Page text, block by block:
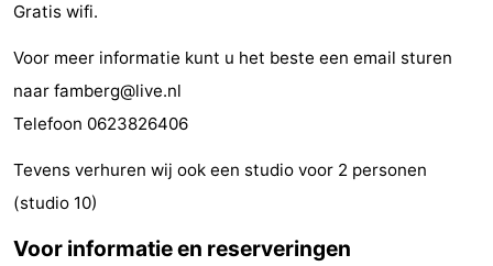
-
Fietsen
-
Wandelen
-
Gratis wifi.
Voor meer informatie kunt u het beste een email sturen
naar famberg@live.nl
Telefoon 0623826406
Tevens verhuren wij ook een studio voor 2 personen
(studio 10)
Voor informatie en reserveringen